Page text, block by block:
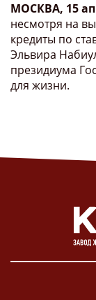
МОСКВА, 15
несмотря на
кредиты по
Эльвира
президиума
для жизни.